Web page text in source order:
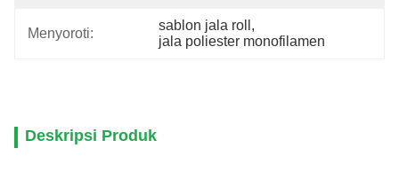
Menyoroti:
sablon jala roll ,
jala poliester monofilamen
Deskripsi Produk